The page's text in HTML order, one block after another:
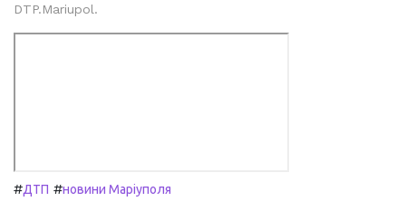
DTP.Mariupol.
#ДТП #новини Маріуполя